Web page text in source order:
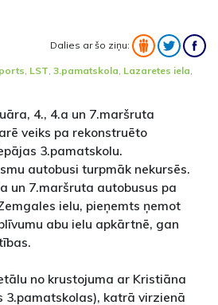
Dalies ar šo ziņu:
, LST, 3.pamatskola, Lazaretes iela,
4., 4.a un 7.maršruta
veiks pa rekonstruēto
3.pamatskolu.
autobusi turpmāk nekursēs.
un 7.maršruta autobusus pa
ielu, pieņemts ņemot
abu ielu apkārtnē, gan
no krustojuma ar Kristiāna
3.pamatskolas), katrā virzienā